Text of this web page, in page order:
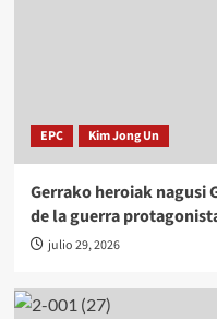
EPC Kim Jong Un
Gerrako heroiak nagusi
de la guerra
julio 29, 2026